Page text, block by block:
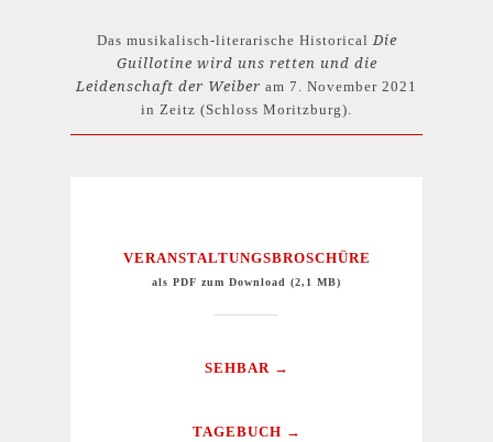
Das musikalisch-literarische Historical Die
Guillotine wird uns retten und die
Leidenschaft der Weiber am 7. November 2021
in Zeitz (Schloss Moritzburg).
VERANSTALTUNGSBROSCHÜRE
als PDF zum Download (2,1 MB)
SEHBAR →
TAGEBUCH →